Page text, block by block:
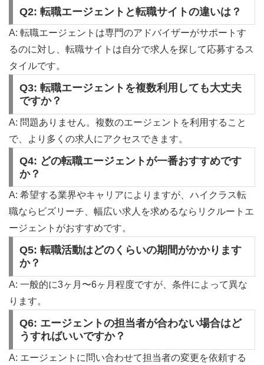
Q2: 転職エージェントと転職サイトの違いは？
A: 転職エージェントは専門のアドバイザーがサポートす
るのに対し、転職サイトは自分で求人を探して応募するス
タイルです。
Q3: 転職エージェントを複数利用しても大丈夫
ですか？
A: 問題ありません。複数のエージェントを利用すること
で、より多くの求人にアクセスできます。
Q4: どの転職エージェントが一番おすすめです
か？
A: 希望する業界やキャリアによりますが、ハイクラス転
職ならビズリーチ、幅広い求人を求めるならリクルートエ
ージェントがおすすめです。
Q5: 転職活動はどのくらいの期間がかかります
か？
A: 一般的に3ヶ月〜6ヶ月程度ですが、条件によって異な
ります。
Q6: エージェントの担当者が合わない場合はど
うすればいいですか？
A: エージェントに問い合わせて担当者の変更を依頼する